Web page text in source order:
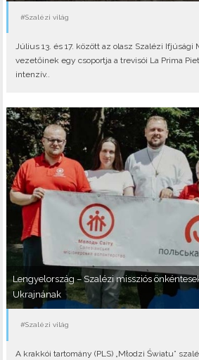
#Szalézi világ
Július 13. és 17. között az olasz Szalézi Ifjúsági
vezetőinek egy csoportja a trevisói La Prima
intenzív..
Lengyelország – Szalézi missziós
Ukrajnának
#Szalézi világ
A krakkói tartomány (PLS) „Młodzi Światu”